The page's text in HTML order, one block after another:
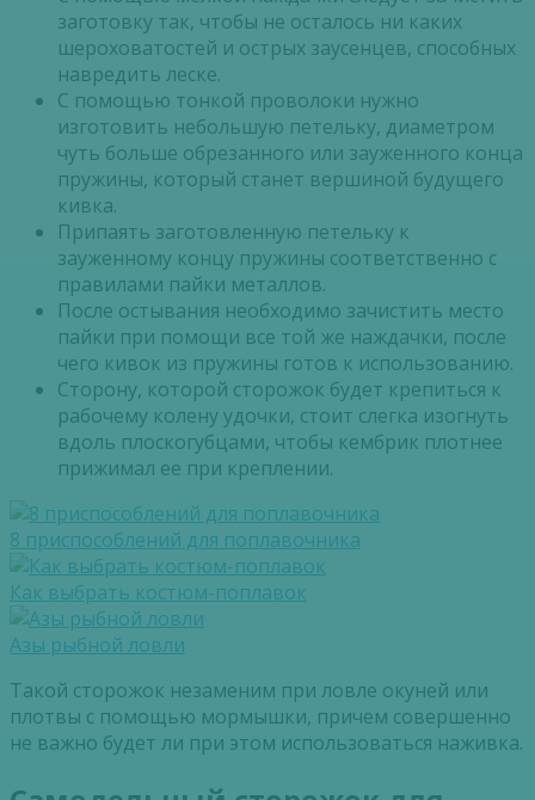
заготовку так, чтобы не осталось ни каких
шероховатостей и острых заусенцев, способных
навредить леске.
С помощью тонкой проволоки нужно
изготовить небольшую петельку, диаметром
чуть больше обрезанного или зауженного конца
пружины, который станет вершиной будущего
кивка.
Припаять заготовленную петельку к
зауженному концу пружины соответственно с
правилами пайки металлов.
После остывания необходимо зачистить место
пайки при помощи все той же наждачки, после
чего кивок из пружины готов к использованию.
Сторону, которой сторожок будет крепиться к
рабочему колену удочки, стоит слегка изогнуть
вдоль плоскогубцами, чтобы кембрик плотнее
прижимал ее при креплении.
8 приспособлений для поплавочника
Как выбрать костюм-поплавок
Азы рыбной ловли
Такой сторожок незаменим при ловле окуней или
плотвы с помощью мормышки, причем совершенно
не важно будет ли при этом использоваться наживка.